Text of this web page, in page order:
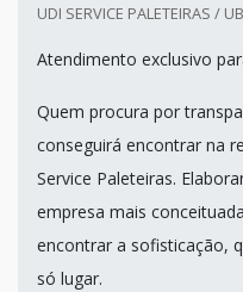
UDI SERVICE PALETEIRAS /
Atendimento exclusivo
Quem procura por
conseguirá encontrar na
Service Paleteiras.
empresa mais
encontrar a sofisticação,
só lugar.